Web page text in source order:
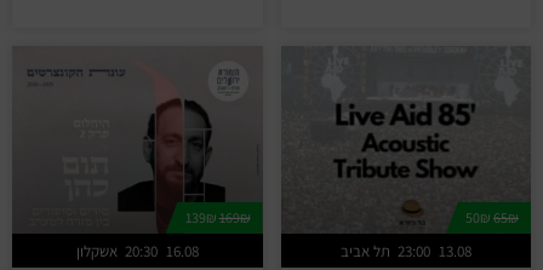
65₪
תל אביב 23:00 13.08
169₪
139₪
אשקלון 20:30 16.08